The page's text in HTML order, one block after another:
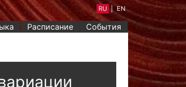
Расписание События
RU | EN